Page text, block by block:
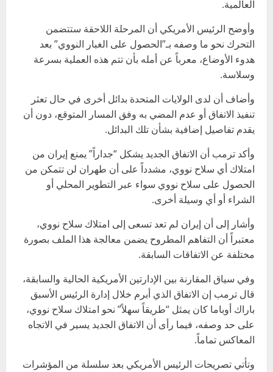
العالمية.
وأوضح الرئيس الأمريكي أن المرحلة اللاحقة ستتضمن
التحرك نحو ما وصفه بـ”الحصول على الغبار النووي” بعد
هدوء الأوضاع، معرباً عن أمله بأن تتم هذه العملية بسرعة
وسلاسة.
وأضاف أن لدى الولايات المتحدة بدائل أخرى في حال تعثر
تنفيذ الاتفاق أو عدم المضي به وفق المسار المتوقع، دون أن
يقدم تفاصيل إضافية بشأن تلك البدائل.
وأكد ترمب أن الاتفاق الجديد يشكل “جداراً” يمنع إيران من
امتلاك أي سلاح نووي، مشدداً على أن طهران لن تتمكن من
الحصول على سلاح نووي سواء عبر التطوير المحلي أو
الشراء أو أي وسيلة أخرى.
وأشار إلى أن إيران لم تعد تسعى إلى امتلاك سلاح نووي،
معتبراً أن التفاهم المطروح يضمن معالجة هذا الملف بصورة
مختلفة عن الاتفاقات السابقة.
وفي سياق المقارنة بين الإدارتين الأمريكية الحالية والسابقة،
قال ترمب إن الاتفاق الذي أبرم خلال إدارة الرئيس الأسبق
باراك أوباما كان يمثل “طريقاً سهلاً” نحو امتلاك سلاح نووي،
على حد وصفه، فيما رأى أن الاتفاق الجديد يسير في الاتجاه
المعاكس تماماً.
وتأتي تصريحات الرئيس الأمريكي بعد سلسلة من المؤشرات